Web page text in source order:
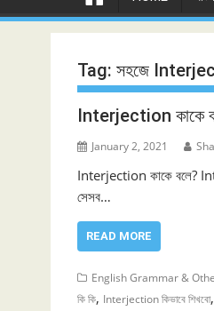
Tag: সহজে
Interjection কাকে
January 2, 2021
Interjection কাকে বলে?
সেসব…
READ MORE
English Grammar &
কি কি, Interjection কিভাবে শিখবো,